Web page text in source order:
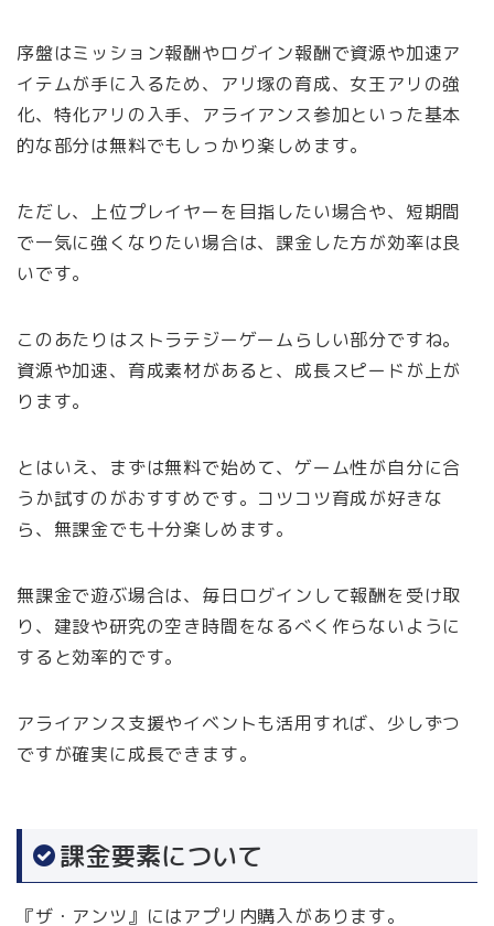
序盤はミッション報酬やログイン報酬で資源や加速ア
イテムが手に入るため、アリ塚の育成、女王アリの強
化、特化アリの入手、アライアンス参加といった基本
的な部分は無料でもしっかり楽しめます。
ただし、上位プレイヤーを目指したい場合や、短期間
で一気に強くなりたい場合は、課金した方が効率は良
いです。
このあたりはストラテジーゲームらしい部分ですね。
資源や加速、育成素材があると、成長スピードが上が
ります。
とはいえ、まずは無料で始めて、ゲーム性が自分に合
うか試すのがおすすめです。コツコツ育成が好きな
ら、無課金でも十分楽しめます。
無課金で遊ぶ場合は、毎日ログインして報酬を受け取
り、建設や研究の空き時間をなるべく作らないように
すると効率的です。
アライアンス支援やイベントも活用すれば、少しずつ
ですが確実に成長できます。
課金要素について
『ザ・アンツ』にはアプリ内購入があります。